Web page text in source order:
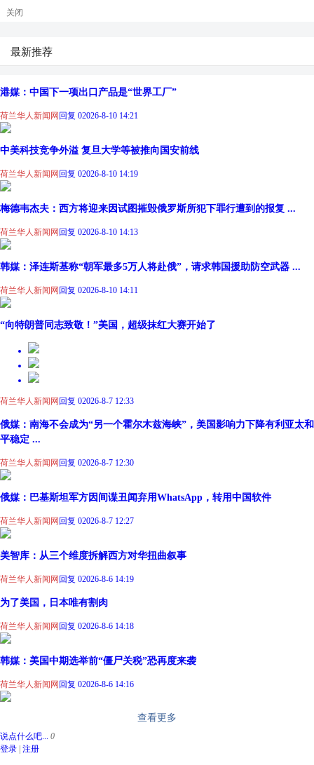
关闭
最新推荐
港媒：中国下一项出口产品是“世界工厂”
荷兰华人新闻网回复 02026-8-10 14:21
中美科技竞争外溢 复旦大学等被推向国安前线
荷兰华人新闻网回复 02026-8-10 14:19
梅德韦杰夫：西方将迎来因试图摧毁俄罗斯所犯下罪行遭到的报复 ...
荷兰华人新闻网 回复 02026-8-10 14:13
韩媒：泽连斯基称“朝军最多5万人将赴俄”，请求韩国援助防空武器 ...
荷兰华人新闻网 回复 02026-8-10 14:11
“向特朗普同志致敬！”美国，超级抹红大赛开始了
荷兰华人新闻网 回复 02026-8-7 12:33
俄媒：南海不会成为“另一个霍尔木兹海峡”，美国影响力下降有利亚太和
平稳定 ...
荷兰华人新闻网 回复 02026-8-7 12:30
俄媒：巴基斯坦军方因间谍丑闻弃用WhatsApp，转用中国软件
荷兰华人新闻网 回复 02026-8-7 12:27
美智库：从三个维度拆解西方对华扭曲叙事
荷兰华人新闻网 回复 02026-8-6 14:19
为了美国，日本唯有割肉
荷兰华人新闻网 回复 02026-8-6 14:18
韩媒：美国中期选举前“僵尸关税”恐再度来袭
荷兰华人新闻网 回复 02026-8-6 14:16
查看更多
说点什么吧... 0
登录 注册